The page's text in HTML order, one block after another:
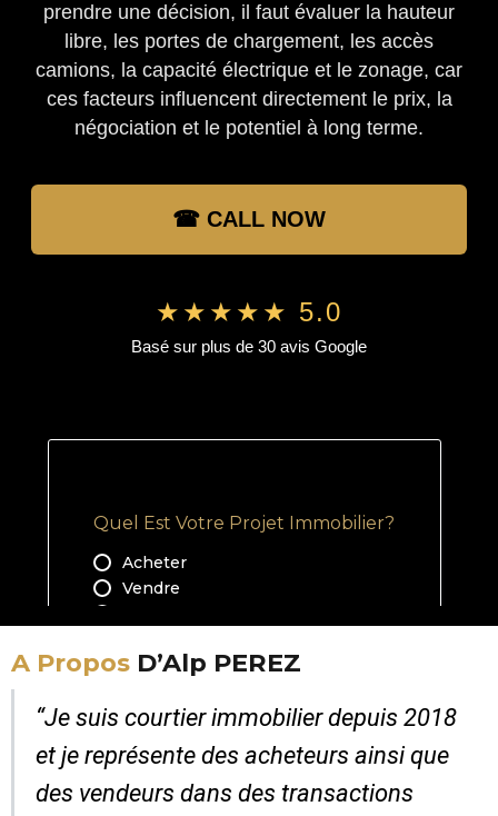
prendre une décision, il faut évaluer la hauteur
libre, les portes de chargement, les accès
camions, la capacité électrique et le zonage, car
ces facteurs influencent directement le prix, la
négociation et le potentiel à long terme.
☎ CALL NOW
★★★★★ 5.0
Basé sur plus de 30 avis Google
A Propos D’Alp PEREZ
“Je suis courtier immobilier depuis 2018
et je représente des acheteurs ainsi que
des vendeurs dans des transactions